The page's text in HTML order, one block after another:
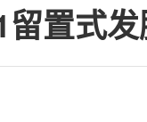
投资并购
能源化工与环
马来西亚
置式发